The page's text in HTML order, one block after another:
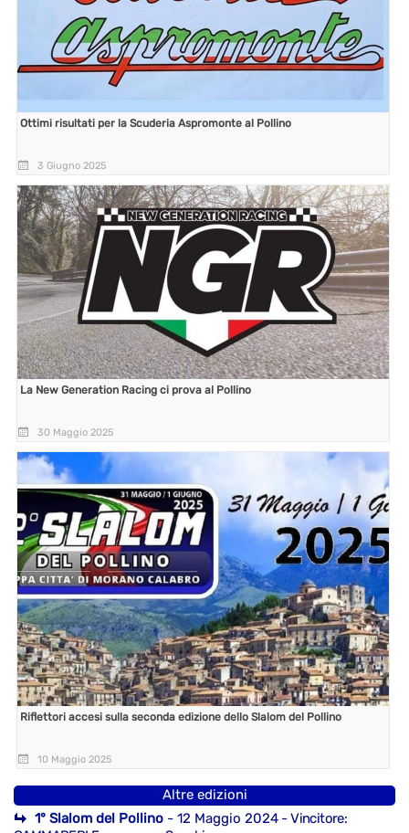
Ottimi risultati per la Scuderia Aspromonte al Pollino
3 Giugno 2025
La New Generation Racing ci prova al Pollino
30 Maggio 2025
Riflettori accesi sulla seconda edizione dello Slalom del Pollino
10 Maggio 2025
Altre edizioni
1° Slalom del Pollino - 12 Maggio 2024 - Vincitore: